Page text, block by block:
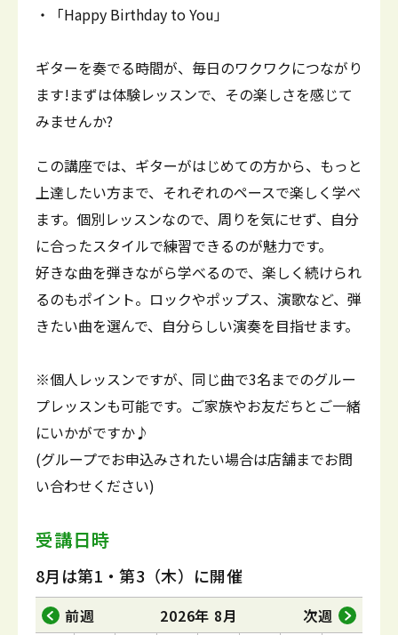
・「Happy Birthday to You」
ギターを奏でる時間が、毎日のワクワクにつながり
ます!まずは体験レッスンで、その楽しさを感じて
みませんか?
この講座では、ギターがはじめての方から、もっと
上達したい方まで、それぞれのペースで楽しく学べ
ます。個別レッスンなので、周りを気にせず、自分
に合ったスタイルで練習できるのが魅力です。
好きな曲を弾きながら学べるので、楽しく続けられ
るのもポイント。ロックやポップス、演歌など、弾
きたい曲を選んで、自分らしい演奏を目指せます。
※個人レッスンですが、同じ曲で3名までのグルー
プレッスンも可能です。ご家族やお友だちとご一緒
にいかがですか♪
(グループでお申込みされたい場合は店舗までお問
い合わせください)
受講日時
8月は第1・第3（木）に開催
前週 2026年 8月 次週